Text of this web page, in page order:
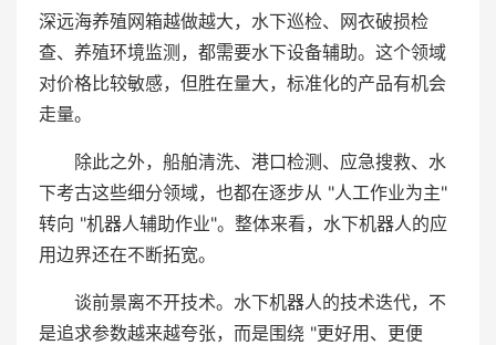
深远海养殖网箱越做越大，水下巡检、网衣破损检
查、养殖环境监测，都需要水下设备辅助。这个领域
对价格比较敏感，但胜在量大，标准化的产品有机会
走量。
除此之外，船舶清洗、港口检测、应急搜救、水
下考古这些细分领域，也都在逐步从 "人工作业为主"
转向 "机器人辅助作业"。整体来看，水下机器人的应
用边界还在不断拓宽。
谈前景离不开技术。水下机器人的技术迭代，不
是追求参数越来越夸张，而是围绕 "更好用、更便